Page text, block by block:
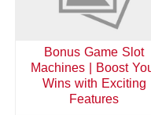
Bonus Game Slot
Machines | Boost
Wins with Exciting
Features